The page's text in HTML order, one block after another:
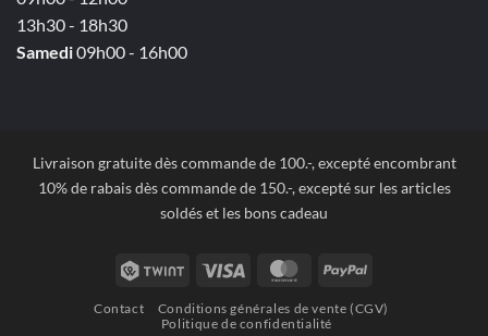
13h30 - 18h30
Samedi09h00 - 16h00
Livraison gratuite dès commande de 100.-, excepté encombrant
10% de rabais dès commande de 150.-, excepté sur les articles
soldés et les bons cadeau
Twint Visa MasterCardPayPal
Contact
Conditions générales de vente (CGV)
Politique de confidentialité